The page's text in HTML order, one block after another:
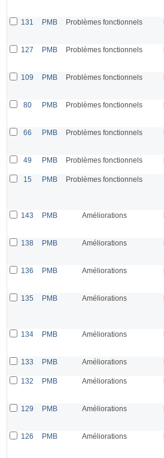
131 PMB Problèmes fonctionnels
127 PMB Problèmes fonctionnels
109 PMB Problèmes fonctionnels
80 PMB Problèmes fonctionnels
66 PMB Problèmes fonctionnels
49 PMB Problèmes fonctionnels
15 PMB Problèmes fonctionnels
143 PMB Améliorations
138 PMB Améliorations
136 PMB Améliorations
135 PMB Améliorations
134 PMB Améliorations
133 PMB Améliorations
132 PMB Améliorations
129 PMB Améliorations
126 PMB Améliorations